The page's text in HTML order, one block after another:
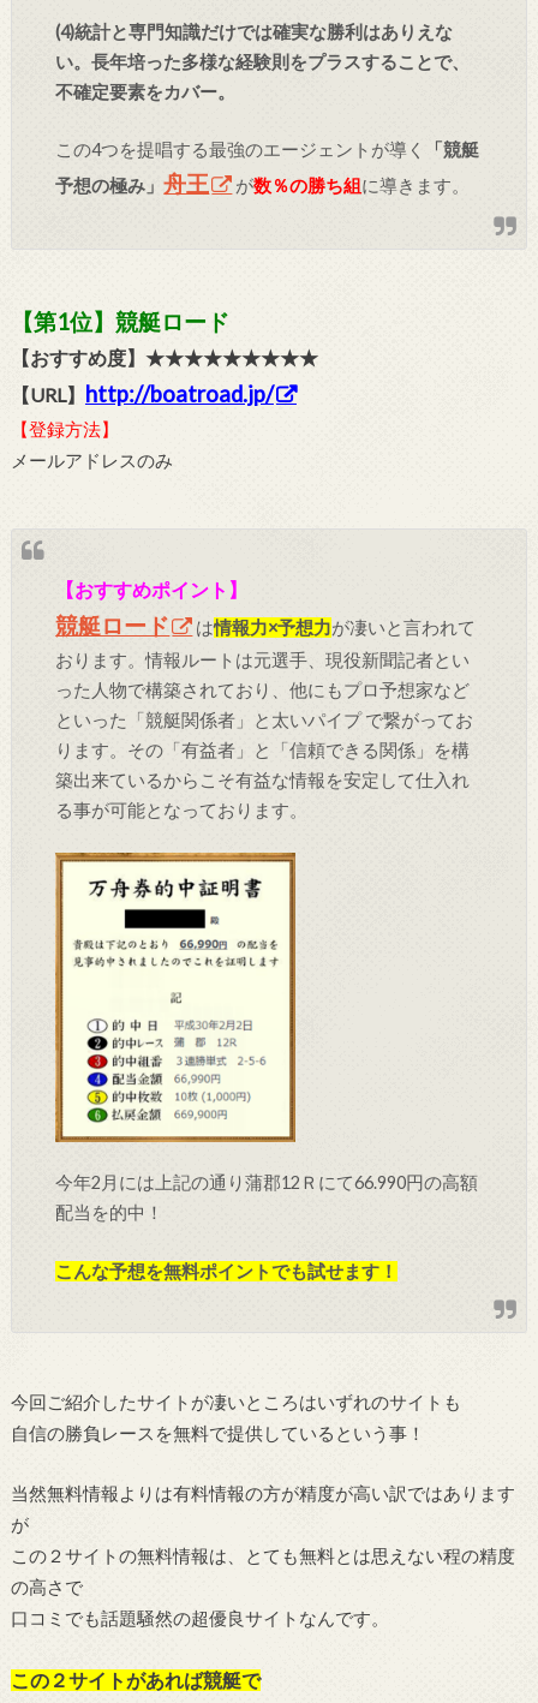
(4)統計と専門知識だけでは確実な勝利はありえな
い。長年培った多様な経験則をプラスすることで、
不確定要素をカバー。
この4つを提唱する最強のエージェントが導く
「競艇
予想の極み」舟王 が数％の勝ち組に導きます。
【第1位】競艇ロード
【おすすめ度】★★★★★★★★★
【URL】 http://boatroad.jp/
【登録方法】
メールアドレスのみ
【おすすめポイント】
競艇ロード は情報力×予想力が凄いと言われて
おります。情報ルートは元選手、現役新聞記者とい
った人物で構築されており、他にもプロ予想家など
といった「競艇関係者」と太いパイプ で繋がってお
ります。その「有益者」と「信頼できる関係」を構
築出来ているからこそ有益な情報を安定して仕入れ
る事が可能となっております。
今年2月には上記の通り蒲郡12Ｒにて66.990円の高額
配当を的中！
こんな予想を無料ポイントでも試せます！
今回ご紹介したサイトが凄いところはいずれのサイトも
自信の勝負レースを無料で提供しているという事！
当然無料情報よりは有料情報の方が精度が高い訳ではあります
が
この２サイトの無料情報は、とても無料とは思えない程の精度
の高さで
口コミでも話題騒然の超優良サイトなんです。
この２サイトがあれば競艇で